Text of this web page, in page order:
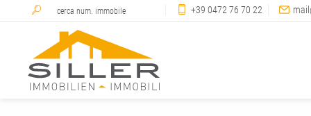
+39 0472 76 70 22